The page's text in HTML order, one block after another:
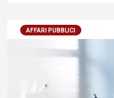
AFFARI PUBBLICI